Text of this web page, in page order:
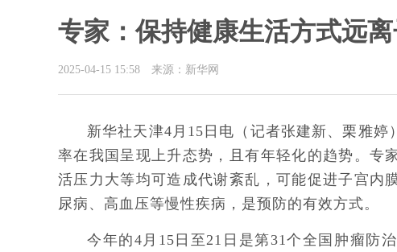
专家：保持健康生活方式远
2025-04-15 15:58 来源：新华网
新华社天津4月15日电（记者张建新、栗雅
率在我国呈现上升态势，且有年轻化的趋势。专
活压力大等均可造成代谢紊乱，可能促进子宫内
尿病、高血压等慢性疾病，是预防的有效方式。
今年的4月15日至21日是第31个全国肿瘤防